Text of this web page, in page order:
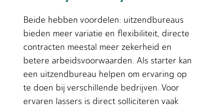
Beide hebben voordelen: uitzendbureaus
bieden meer variatie en flexibiliteit, directe
contracten meestal meer zekerheid en
betere arbeidsvoorwaarden. Als starter kan
een uitzendbureau helpen om ervaring op
te doen bij verschillende bedrijven. Voor
ervaren lassers is direct solliciteren vaak